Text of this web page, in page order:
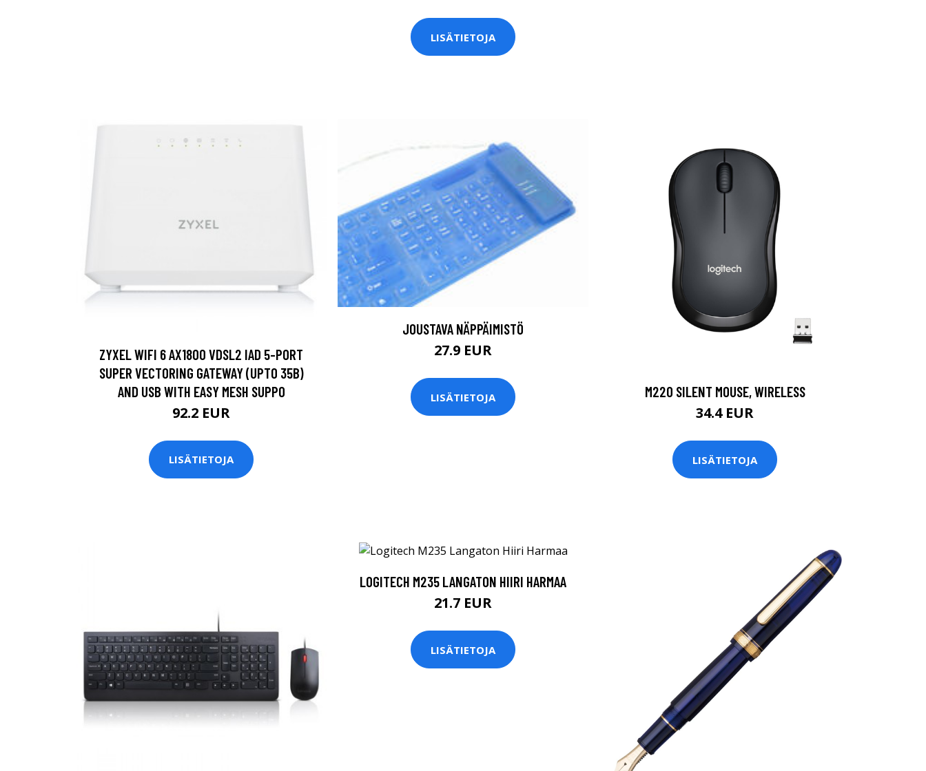
LISÄTIETOJA
ZYXEL WIFI 6 AX1800 VDSL2 IAD 5-PORT
SUPER VECTORING GATEWAY (UPTO 35B)
AND USB WITH EASY MESH SUPPO
92.2 EUR
LISÄTIETOJA
JOUSTAVA NÄPPÄIMISTÖ
27.9 EUR
LISÄTIETOJA M220 SILENT MOUSE, WIRELESS
34.4 EUR
LISÄTIETOJA
LOGITECH M235 LANGATON HIIRI HARMAA
21.7 EUR
LISÄTIETOJA